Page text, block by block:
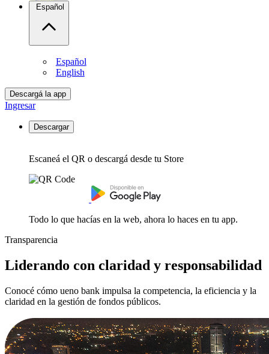
Español
Español
English
Descargá la app
Ingresar
Descargar
Escaneá el QR o descargá desde tu Store
Todo lo que hacías en la web, ahora lo haces en tu app.
Transparencia
Liderando con claridad y responsabilidad
Conocé cómo ueno bank impulsa la competencia, la eficiencia y la
claridad en la gestión de fondos públicos.